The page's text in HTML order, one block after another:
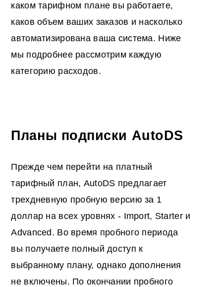
каком тарифном плане вы работаете,
каков объем ваших заказов и насколько
автоматизирована ваша система. Ниже
мы подробнее рассмотрим каждую
категорию расходов.
Планы подписки AutoDS
Прежде чем перейти на платный
тарифный план, AutoDS предлагает
трехдневную пробную версию за 1
доллар на всех уровнях - Import, Starter и
Advanced. Во время пробного периода
вы получаете полный доступ к
выбранному плану, однако дополнения
не включены. По окончании пробного